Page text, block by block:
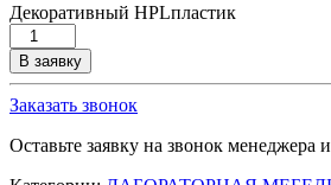
Декоративный HPLпластик
Количество
товара
Стол
лабораторный
(закрытый)
ПроСт-22
В заявку
Заказать звонок
Оставьте заявку на звонок